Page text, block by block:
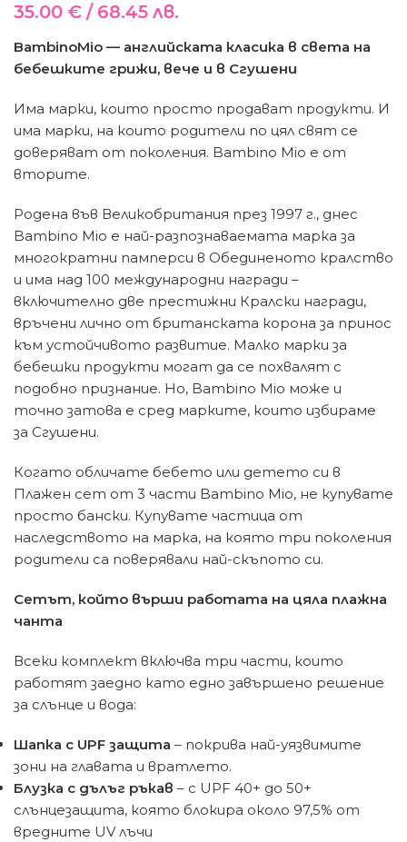
35.00 € / 68.45 лв.
BambinoMio — английската класика в света на
бебешките грижи, вече и в Сгушени
Има марки, които просто продават продукти. И
има марки, на които родители по цял свят се
доверяват от поколения. Bambino Mio е от
вторите.
Родена във Великобритания през 1997 г., днес
Bambino Mio е най-разпознаваемата марка за
многократни памперси в Обединеното кралство
и има над 100 международни награди –
включително две престижни Кралски награди,
връчени лично от британската корона за принос
към устойчивото развитие. Малко марки за
бебешки продукти могат да се похвалят с
подобно признание. Но, Bambino Mio може и
точно затова е сред марките, които избираме
за Сгушени.
Когато обличате бебето или детето си в
Плажен сет от 3 части Bambino Mio, не купувате
просто бански. Купувате частица от
наследството на марка, на която три поколения
родители са поверявали най-скъпото си.
Сетът, който върши работата на цяла плажна
чанта
Всеки комплект включва три части, които
работят заедно като едно завършено решение
за слънце и вода:
Шапка с UPF защита – покрива най-уязвимите
зони на главата и вратлето.
Блузка с дълъг ръкав – с UPF 40+ до 50+
слънцезащита, която блокира около 97,5% от
вредните UV лъчи